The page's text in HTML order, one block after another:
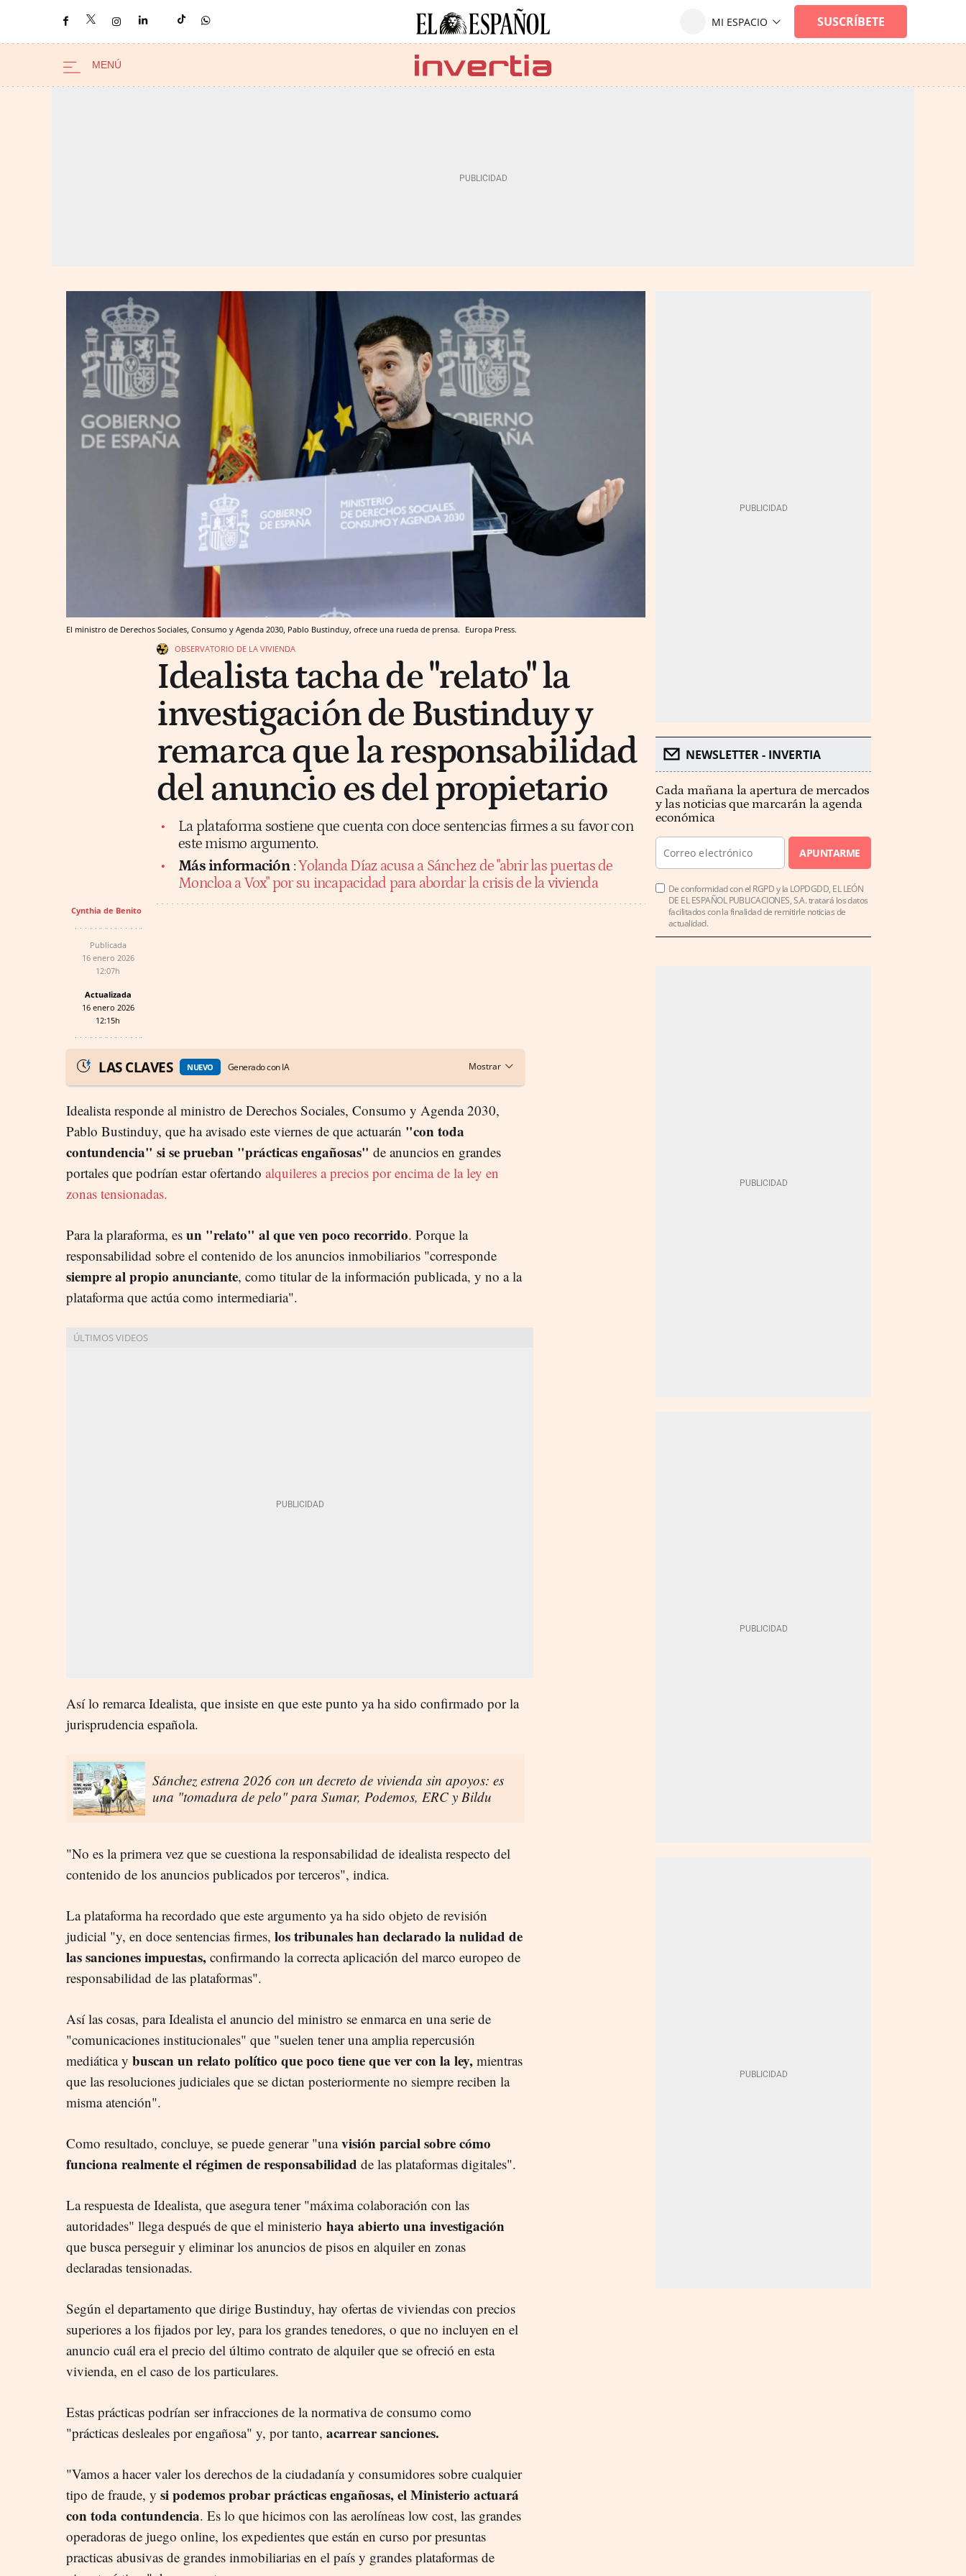
El ministro de Derechos Sociales, Consumo y Agenda 2030, Pablo Bustinduy, ofrece una rueda de prensa. Europa Press.
OBSERVATORIO DE LA VIVIENDA
Idealista tacha de "relato" la
investigación de Bustinduy y
remarca que la responsabilidad
del anuncio es del propietario
La plataforma sostiene que cuenta con doce sentencias firmes a su favor con
este mismo argumento.
Más información :Yolanda Díaz acusa a Sánchez de "abrir las puertas de
Moncloa a Vox" por su incapacidad para abordar la crisis de la vivienda
Cynthia de Benito
Publicada
16 enero 2026
12:07h
Actualizada
16 enero 2026
12:15h
LAS CLAVES NUEVO Generado con IA
Idealista responde al ministro de Derechos Sociales, Consumo y Agenda 2030,
Pablo Bustinduy, que ha avisado este viernes de que actuarán "con toda
contundencia" si se prueban "prácticas engañosas" de anuncios en grandes
portales que podrían estar ofertando alquileres a precios por encima de la ley en
zonas tensionadas.
Para la plaraforma, es un "relato" al que ven poco recorrido. Porque la
responsabilidad sobre el contenido de los anuncios inmobiliarios "corresponde
siempre al propio anunciante, como titular de la información publicada, y no a la
plataforma que actúa como intermediaria".
Así lo remarca Idealista, que insiste en que este punto ya ha sido confirmado por la
jurisprudencia española.
Sánchez estrena 2026 con un decreto de vivienda sin apoyos: es
una "tomadura de pelo" para Sumar, Podemos, ERC y Bildu
"No es la primera vez que se cuestiona la responsabilidad de idealista respecto del
contenido de los anuncios publicados por terceros", indica.
La plataforma ha recordado que este argumento ya ha sido objeto de revisión
judicial "y, en doce sentencias firmes, los tribunales han declarado la nulidad de
las sanciones impuestas, confirmando la correcta aplicación del marco europeo de
responsabilidad de las plataformas".
Así las cosas, para Idealista el anuncio del ministro se enmarca en una serie de
"comunicaciones institucionales" que "suelen tener una amplia repercusión
mediática y buscan un relato político que poco tiene que ver con la ley, mientras
que las resoluciones judiciales que se dictan posteriormente no siempre reciben la
misma atención".
Como resultado, concluye, se puede generar "unavisión parcial sobre cómo
funciona realmente el régimen de responsabilidad de las plataformas digitales".
La respuesta de Idealista, que asegura tener "máxima colaboración con las
autoridades" llega después de que el ministerio haya abierto una investigación
que busca perseguir y eliminar los anuncios de pisos en alquiler en zonas
declaradas tensionadas.
Según el departamento que dirige Bustinduy, hay ofertas de viviendas con precios
superiores a los fijados por ley, para los grandes tenedores, o que no incluyen en el
anuncio cuál era el precio del último contrato de alquiler que se ofreció en esta
vivienda, en el caso de los particulares.
Estas prácticas podrían ser infracciones de la normativa de consumo como
"prácticas desleales por engañosa" y, por tanto, acarrear sanciones.
"Vamos a hacer valer los derechos de la ciudadanía y consumidores sobre cualquier
tipo de fraude, y si podemos probar prácticas engañosas, el Ministerio actuará
con toda contundencia. Es lo que hicimos con las aerolíneas low cost, las grandes
operadoras de juego online, los expedientes que están en curso por presuntas
practicas abusivas de grandes inmobiliarias en el país y grandes plataformas de
NEWSLETTER - INVERTIA
Cada mañana la apertura de mercados
y las noticias que marcarán la agenda
económica
APUNTARME
De conformidad con el RGPD y la LOPDGDD, EL LEÓN
DE EL ESPAÑOL PUBLICACIONES, S.A. tratará los datos
facilitados con la finalidad de remitirle noticias de
actualidad.